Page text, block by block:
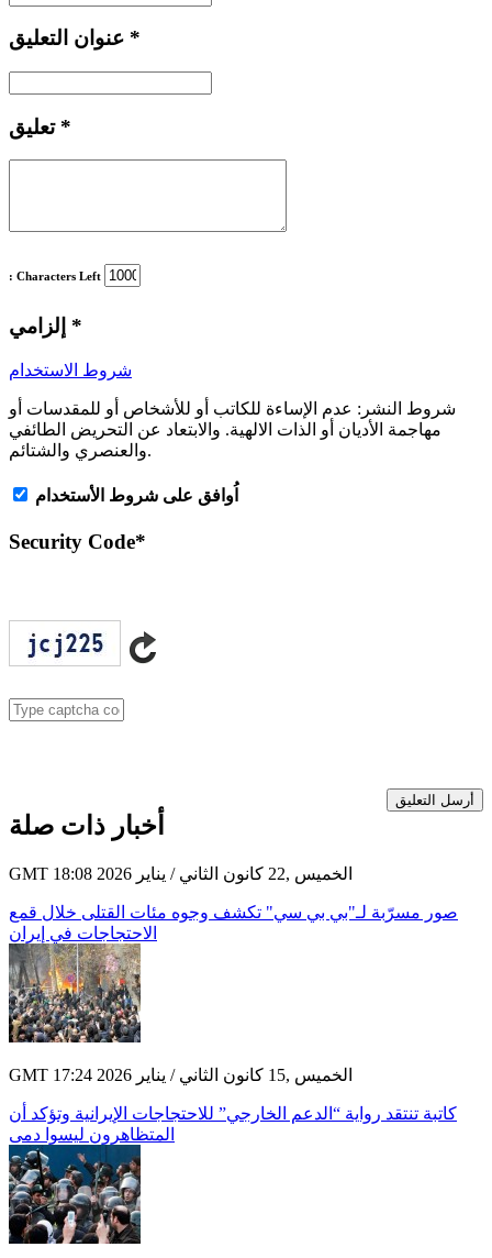
*
تعليق *
: Characters Left
*
شروط الاستخدام
شروط النشر: عدم الإساءة للكاتب أو للأشخاص أو للمقدسات أو
مهاجمة الأديان أو الذات الالهية. والابتعاد عن التحريض الطائفي
والعنصري والشتائم.
اُوافق على شروط الأستخدام
Security Code*
أرسل التعليق
أخبار ذات صلة
GMT 18:08 2026 الخميس ,22 كانون الثاني / يناير
صور مسرّبة لـ"بي بي سي" تكشف وجوه مئات القتلى خلال قمع
الاحتجاجات في إيران
GMT 17:24 2026 الخميس ,15 كانون الثاني / يناير
كاتبة تنتقد رواية “الدعم الخارجي” للاحتجاجات الإيرانية وتؤكد أن
المتظاهرون ليسوا دمى